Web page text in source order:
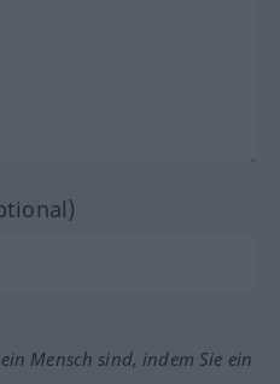
Mensch sind, indem Sie ein